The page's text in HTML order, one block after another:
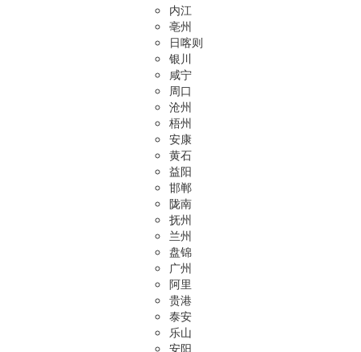
内江
亳州
日喀则
银川
咸宁
周口
沧州
梧州
安康
黄石
益阳
邯郸
陇南
抚州
兰州
盘锦
广州
阿里
贵港
泰安
乐山
安阳